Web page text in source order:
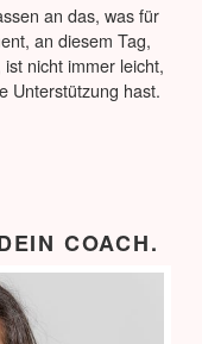
an das, was für
an diesem Tag,
nicht immer leicht,
Unterstützung hast.
COACH.